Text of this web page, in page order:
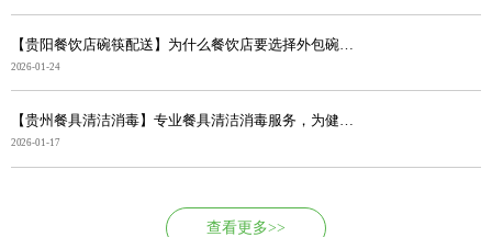
2026-01-24
【贵州餐具清洁消毒】专业餐具清洁消毒服务，为健康筑牢...
2026-01-17
查看更多>>